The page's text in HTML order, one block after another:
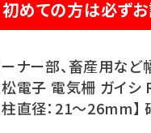
初めての方は必ず
ナー部、畜産用など
電子 電気柵 ガイシ
直径：21～26mm】